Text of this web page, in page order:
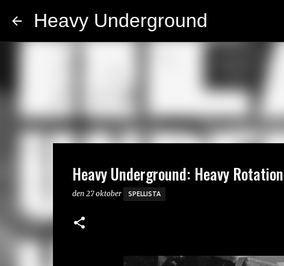
Heavy Underground
Heavy Underground: Heavy Rotation
den 27 oktober SPELLISTA